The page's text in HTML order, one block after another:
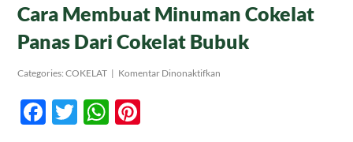
Tentang Kami
Produk
Cara Membuat Minuman Cokelat
Panas Dari Cokelat Bubuk
Categories:COKELAT | Komentar Dinonaktifkan
Facebook
TwitterWhatsApp